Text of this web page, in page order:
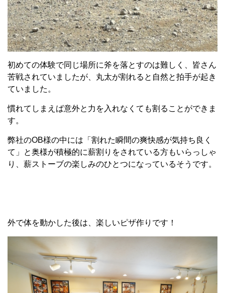
初めての体験で同じ場所に斧を落とすのは難しく、皆さん
苦戦されていましたが、丸太が割れると自然と拍手が起き
ていました。
慣れてしまえば意外と力を入れなくても割ることができま
す。
弊社のOB様の中には「割れた瞬間の爽快感が気持ち良く
て」と奥様が積極的に薪割りをされている方もいらっしゃ
り、薪ストーブの楽しみのひとつになっているそうです。
外で体を動かした後は、楽しいピザ作りです！